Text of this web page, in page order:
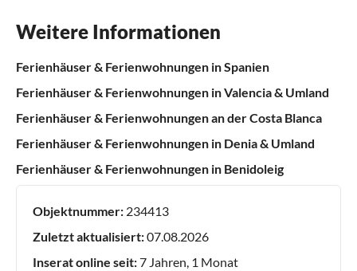
Weitere Informationen
Ferienhäuser & Ferienwohnungen in Spanien
Ferienhäuser & Ferienwohnungen in Valencia & Umland
Ferienhäuser & Ferienwohnungen an der Costa Blanca
Ferienhäuser & Ferienwohnungen in Denia & Umland
Ferienhäuser & Ferienwohnungen in Benidoleig
Objektnummer: 234413
Zuletzt aktualisiert:07.08.2026
Inserat online seit:7 Jahren, 1 Monat